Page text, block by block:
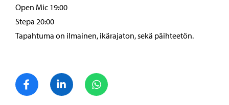
Open Mic 19:00
Stepa 20:00
Tapahtuma on ilmainen, ikärajaton, sekä päihteetön.
Jaa FacebookJaa LinkedIn